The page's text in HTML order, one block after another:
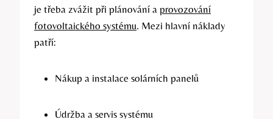
je třeba zvážit při plánování a provozování
fotovoltaického systému. Mezi hlavní náklady
patří:
Nákup a instalace solárních panelů
Údržba a servis systému